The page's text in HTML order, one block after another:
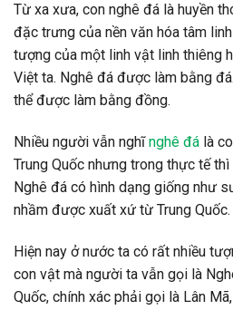
Từ xa xưa, con nghê đá là huyền
đặc trưng của nền văn hóa tâm
tượng của một linh vật linh thiêng
Việt ta. Nghê đá được làm bằng
thể được làm bằng đồng.
Nhiều người vẫn nghĩnghê đá là
Trung Quốc nhưng trong thực tế
Nghê đá có hình dạng giống như
nhầm được xuất xứ từ Trung Quốc.
Hiện nay ở nước ta có rất nhiều
con vật mà người ta vẫn gọi là
Quốc, chính xác phải gọi là Lân